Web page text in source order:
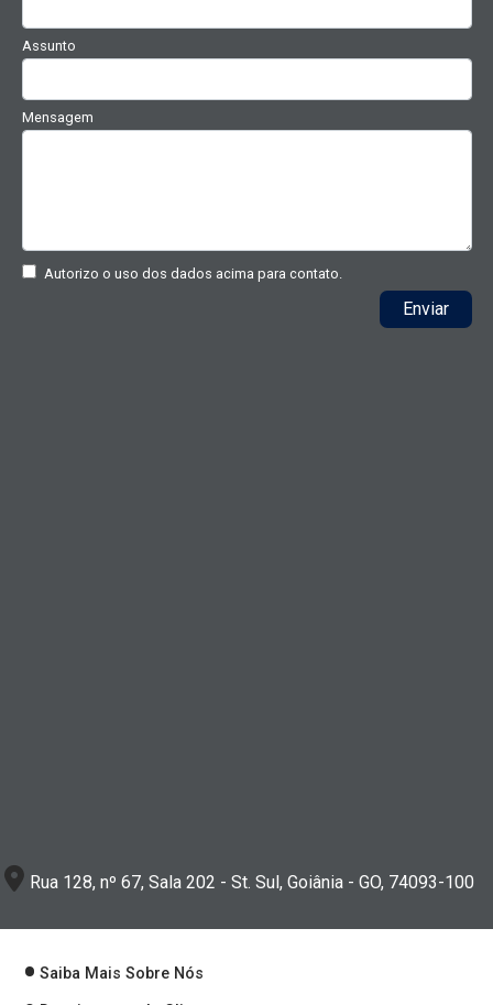
Assunto
Mensagem
Autorizo o uso dos dados acima para contato.
Enviar
Rua 128, nº 67, Sala 202 - St. Sul, Goiânia - GO, 74093-100
Saiba Mais Sobre Nós